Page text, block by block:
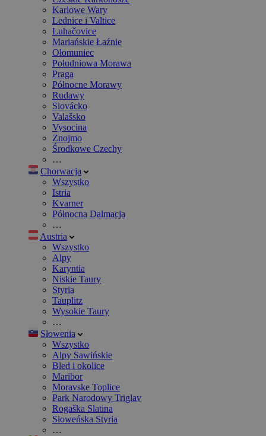
Karlowe Wary
Lednice i Valtice
Luhačovice
Mariańskie Łaźnie
Ołomuniec
Południowa Morawa
Praga
Północne Morawy
Rudawy
Slovácko
Valašsko
Vysocina
Znojmo
Środkowe Czechy
…
Chorwacja
Wszystko
Istria
Kvarner
Północna Dalmacja
…
Austria
Wszystko
Alpy
Karyntia
Niskie Taury
Styria
Tauplitz
Wysokie Taury
…
Słowenia
Wszystko
Alpy Sawińskie
Bled i okolice
Maribor
Moravske Toplice
Park Narodowy Triglav
Rogaška Slatina
Słoweńska Styria
…